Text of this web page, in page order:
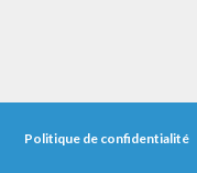
Politique de confidentialité